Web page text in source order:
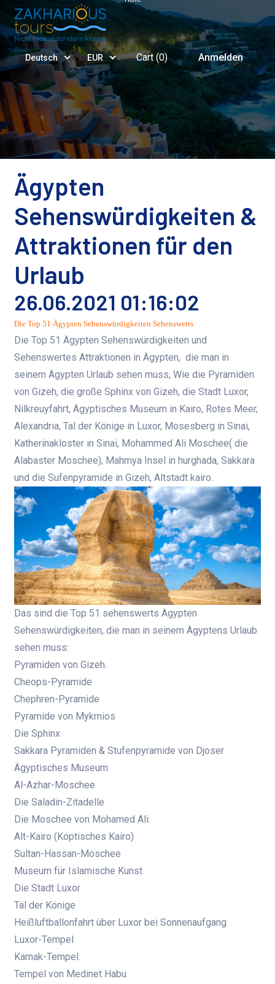
Deutsch EUR Cart (0) Anmelden
Ägypten
Sehenswürdigkeiten &
Attraktionen für den
Urlaub
26.06.2021 01:16:02
Die Top 51 Ägypten Sehenswürdigkeiten Sehenswerts
Die Top 51 Ägypten Sehenswürdigkeiten und
Sehenswertes Attraktionen in Ägypten, die man in
seinem Ägypten Urlaub sehen muss, Wie die Pyramiden
von Gizeh, die große Sphinx von Gizeh, die Stadt Luxor,
Nilkreuyfahrt, Ägyptisches Museum in Kairo, Rotes Meer,
Alexandria, Tal der Könige in Luxor, Mosesberg in Sinai,
Katherinakloster in Sinai, Mohammed Ali Moschee( die
Alabaster Moschee), Mahmya Insel in hurghada, Sakkara
und die Sufenpyramide in Gizeh, Altstadt kairo.
Das sind die Top 51 sehenswerts Ägypten
Sehenswürdigkeiten, die man in seinem Ägyptens Urlaub
sehen muss:
Pyramiden von Gizeh.
Cheops-Pyramide
Chephren-Pyramide
Pyramide von Mykrnios
Die Sphinx
Sakkara Pyramiden & Stufenpyramide von Djoser
Ägyptisches Museum
Al-Azhar-Moschee
Die Saladin-Zitadelle
Die Moschee von Mohamed Ali.
Alt-Kairo (Koptisches Kairo)
Sultan-Hassan-Moschee
Museum für Islamische Kunst
Die Stadt Luxor
Tal der Könige
Heißluftballonfahrt über Luxor bei Sonnenaufgang
Luxor-Tempel
Karnak-Tempel.
Tempel von Medinet Habu